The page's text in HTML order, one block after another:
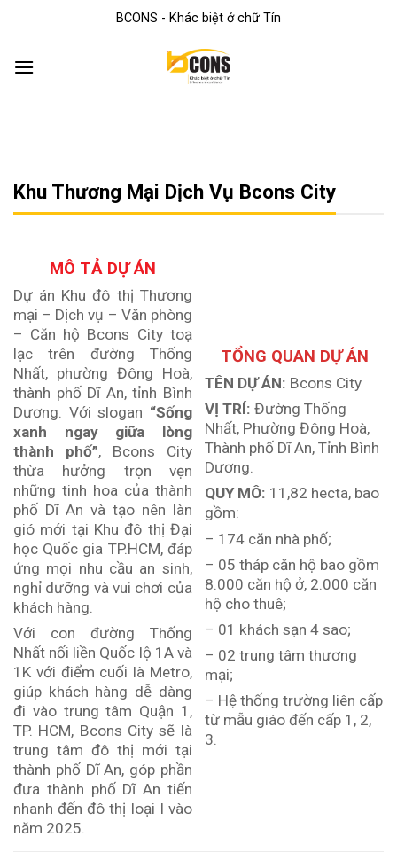
BCONS - Khác biệt ở chữ Tín
Khu Thương Mại Dịch Vụ Bcons City
MÔ TẢ DỰ ÁN
Dự án Khu đô thị Thương
mại – Dịch vụ – Văn phòng
– Căn hộ Bcons City toạ
lạc trên đường Thống
Nhất, phường Đông Hoà,
thành phố Dĩ An, tỉnh Bình
Dương. Với slogan “Sống
xanh ngay giữa lòng
thành phố”, Bcons City
thừa hưởng trọn vẹn
những tinh hoa của thành
phố Dĩ An và tạo nên làn
gió mới tại Khu đô thị Đại
học Quốc gia TP.HCM, đáp
ứng mọi nhu cầu an sinh,
nghỉ dưỡng và vui chơi của
khách hàng.
Với con đường Thống
Nhất nối liền Quốc lộ 1A và
1K với điểm cuối là Metro,
giúp khách hàng dễ dàng
đi vào trung tâm Quận 1,
TP. HCM, Bcons City sẽ là
trung tâm đô thị mới tại
thành phố Dĩ An, góp phần
đưa thành phố Dĩ An tiến
nhanh đến đô thị loại I vào
năm 2025.
TỔNG QUAN DỰ ÁN
TÊN DỰ ÁN: Bcons City
VỊ TRÍ: Đường Thống
Nhất, Phường Đông Hoà,
Thành phố Dĩ An, Tỉnh Bình
Dương.
QUY MÔ: 11,82 hecta, bao
gồm:
– 174 căn nhà phố;
– 05 tháp căn hộ bao gồm
8.000 căn hộ ở, 2.000 căn
hộ cho thuê;
– 01 khách sạn 4 sao;
– 02 trung tâm thương
mại;
– Hệ thống trường liên cấp
từ mẫu giáo đến cấp 1, 2,
3.